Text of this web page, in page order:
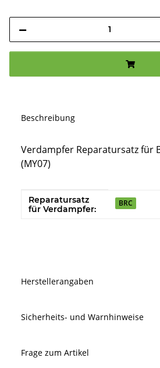
Beschreibung
Verdampfer Reparatursatz für
(MY07)
Produkteigenschaft
Wert
Reparatursatz
für Verdampfer:
BRC
Herstellerangaben
Sicherheits- und Warnhinweise
Frage zum Artikel